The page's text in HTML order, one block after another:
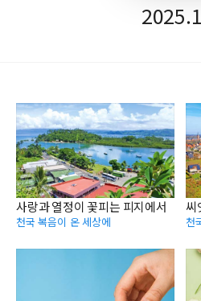
사랑과 열정이 꽃피는 피지에서
천국 복음이 온 세상에
씨
천